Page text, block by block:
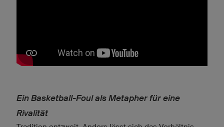
Ein Basketball-Foul als Metapher für eine
Rivalität